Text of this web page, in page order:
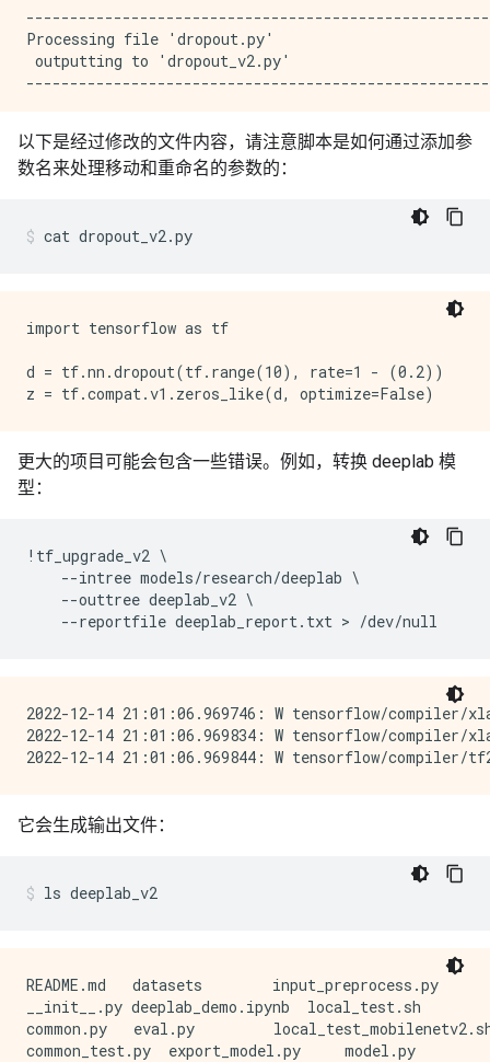
Processing file 'dropout.py'
outputting to 'dropout_v2.py'
4:4: INFO: Renaming tf.zeros_like to
以下是经过修改的文件内容，请注意脚本是如何通过添加参
数名来处理移动和重命名的参数的：
cat dropout_v2.py
import tensorflow as tf
d = tf.nn.dropout(tf.range(10), rate=1 - (0.2))
更大的项目可能会包含一些错误。例如，转换 deeplab 模
型：
! tf_upgrade_v2 \
--intree models/research/deeplab \
--outtree deeplab_v2 \
--reportfile deeplab_report. txt > /dev/null
2022-12-14 21:01:06.969746: W tensorflow/
2022-12-14 21:01:06.969834: W tensorflow/
它会生成输出文件：
ls deeplab_v2
README.md   datasets        input_preprocess.py
__init__.py deeplab_demo.ipynb  local_test.sh
common.py   eval.py
common_test.py  export_model.py     model.py